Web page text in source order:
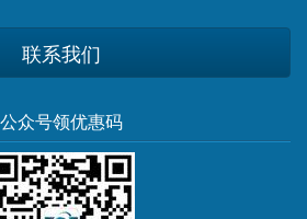
联系我们
公众号领优惠码